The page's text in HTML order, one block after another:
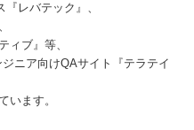
レバテック』、
ィブ』等、
ニア向けQAサイト『テラテイ
います。